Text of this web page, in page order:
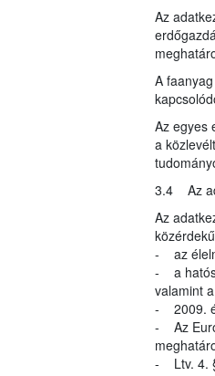
Az
A
Az egyes
a
3.4 Az
Az
- az
- a
valamint
- 2009.
- Az
- Ltv. 4.